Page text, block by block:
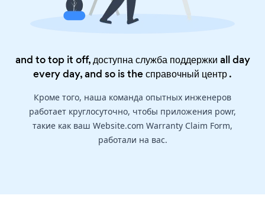
and to top it off, доступна служба поддержки all day
every day, and so is theсправочный центр.
Кроме того, наша команда опытных инженеров
работает круглосуточно, чтобы приложения powr,
такие как ваш Website.com Warranty Claim Form,
работали на вас.